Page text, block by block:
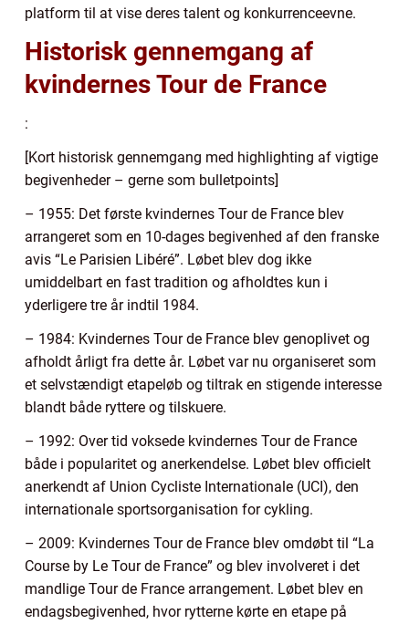
platform til at vise deres talent og konkurrenceevne.
Historisk gennemgang af
kvindernes Tour de France
:
[Kort historisk gennemgang med highlighting af vigtige
begivenheder – gerne som bulletpoints]
– 1955: Det første kvindernes Tour de France blev
arrangeret som en 10-dages begivenhed af den franske
avis “Le Parisien Libéré”. Løbet blev dog ikke
umiddelbart en fast tradition og afholdtes kun i
yderligere tre år indtil 1984.
– 1984: Kvindernes Tour de France blev genoplivet og
afholdt årligt fra dette år. Løbet var nu organiseret som
et selvstændigt etapeløb og tiltrak en stigende interesse
blandt både ryttere og tilskuere.
– 1992: Over tid voksede kvindernes Tour de France
både i popularitet og anerkendelse. Løbet blev officielt
anerkendt af Union Cycliste Internationale (UCI), den
internationale sportsorganisation for cykling.
– 2009: Kvindernes Tour de France blev omdøbt til “La
Course by Le Tour de France” og blev involveret i det
mandlige Tour de France arrangement. Løbet blev en
endagsbegivenhed, hvor rytterne kørte en etape på